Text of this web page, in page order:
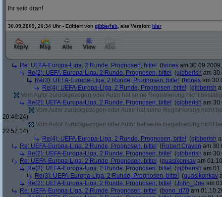
Ihr seid dran!
30.09.2009, 20:34 Uhr - Editiert von gibberish , alte Version: hier
Re: UEFA-Europa-Liga, 2 Runde, Prognosen, bitte! (hones am
Re(2): UEFA-Europa-Liga, 2 Runde, Prognosen, bitte! (gibberish am
Re(3): UEFA-Europa-Liga, 2 Runde, Prognosen, bitte! (hones am
Re(4): UEFA-Europa-Liga, 2 Runde, Prognosen, bitte! (gibberish
Vom Autor zurückgezogen oder Autor hat seine Registrierung nicht
Re(2): UEFA-Europa-Liga, 2 Runde, Prognosen, bitte! (gibberish am
Vom Autor zurückgezogen oder Autor hat seine Registrierung nicht
20:46:24)
Vom Autor zurückgezogen oder Autor hat seine Registrierung nicht
22:57:14)
Re(4): UEFA-Europa-Liga, 2 Runde, Prognosen, bitte! (gibberish
Re: UEFA-Europa-Liga, 2 Runde, Prognosen, bitte! (Robert Craven am
Re(2): UEFA-Europa-Liga, 2 Runde, Prognosen, bitte! (gibberish am
Re: UEFA-Europa-Liga, 2 Runde, Prognosen, bitte! (quasikonkav am
Re(2): UEFA-Europa-Liga, 2 Runde, Prognosen, bitte! (gibberish am
Re(3): UEFA-Europa-Liga, 2 Runde, Prognosen, bitte! (quasikonkav
Re(2): UEFA-Europa-Liga, 2 Runde, Prognosen, bitte! (John_Doe am
Re: UEFA-Europa-Liga, 2 Runde, Prognosen, bitte! (bono_d70 am